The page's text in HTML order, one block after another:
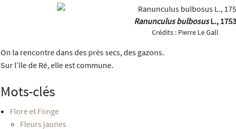
Ranunculus bulbosusL., 1753
Crédits : Pierre Le Gall
On la rencontre dans des prés secs, des gazons.
Sur l’île de Ré, elle est commune.
Mots-clés
Flore et Fonge
Fleurs jaunes